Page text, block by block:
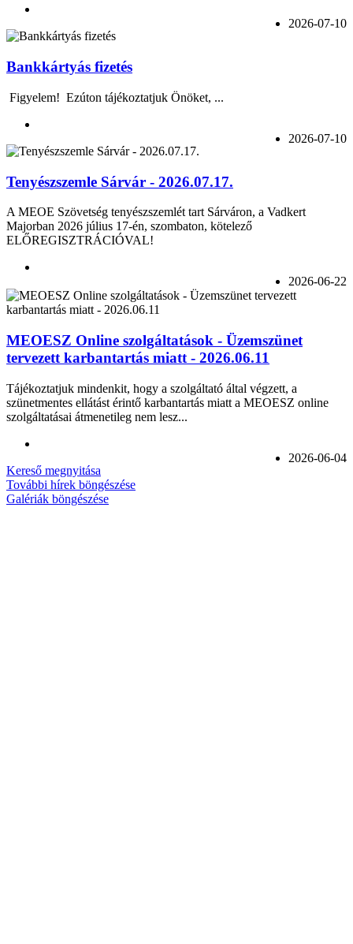
2026-07-10
Bankkártyás fizetés
Figyelem! Ezúton tájékoztatjuk Önöket, ...
2026-07-10
Tenyészszemle Sárvár - 2026.07.17.
A MEOE Szövetség tenyészszemlét tart Sárváron, a Vadkert
Majorban 2026 július 17-én, szombaton, kötelező
ELŐREGISZTRÁCIÓVAL!
2026-06-22
MEOESZ Online szolgáltatások - Üzemszünet
tervezett karbantartás miatt - 2026.06.11
Tájékoztatjuk mindenkit, hogy a szolgáltató által végzett, a
szünetmentes ellátást érintő karbantartás miatt a MEOESZ online
szolgáltatásai átmenetileg nem lesz...
2026-06-04
Kereső megnyitása
További hírek böngészése
Galériák böngészése